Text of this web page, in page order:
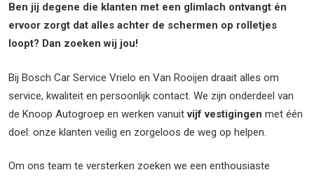
Ben jij degene die klanten met een glimlach ontvangt én
ervoor zorgt dat alles achter de schermen op rolletjes
loopt? Dan zoeken wij jou!
Bij Bosch Car Service Vrielo en Van Rooijen draait alles om
service, kwaliteit en persoonlijk contact. We zijn onderdeel van
de Knoop Autogroep en werken vanuitvijf vestigingen met één
doel: onze klanten veilig en zorgeloos de weg op helpen.
Om ons team te versterken zoeken we een enthousiaste